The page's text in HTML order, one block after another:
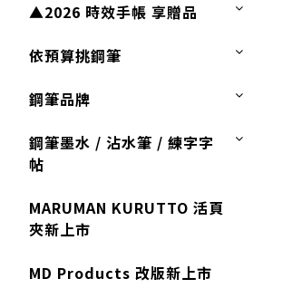
▲2026 時效手帳 享贈品
依預算挑鋼筆
鋼筆品牌
鋼筆墨水 / 沾水筆 / 練字字
帖
MARUMAN KURUTTO 活頁
夾新上市
MD Products 改版新上市